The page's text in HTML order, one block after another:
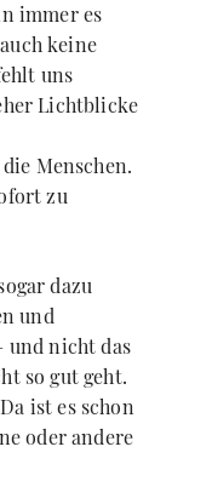
immer es
keine
uns
Lichtblicke
Menschen.
zu
dazu
und
und nicht das
so gut geht.
ist es schon
oder andere